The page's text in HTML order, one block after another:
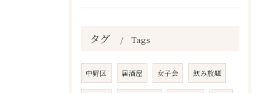
タグ Tags
中野区 居酒屋 女子会 飲み放題